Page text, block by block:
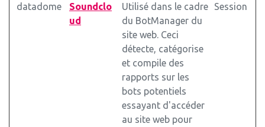
datadome
Soundclo
ud
Utilisé dans le cadre
du BotManager du
site web. Ceci
détecte, catégorise
et compile des
rapports sur les
bots potentiels
essayant d'accéder
au site web pour
Session